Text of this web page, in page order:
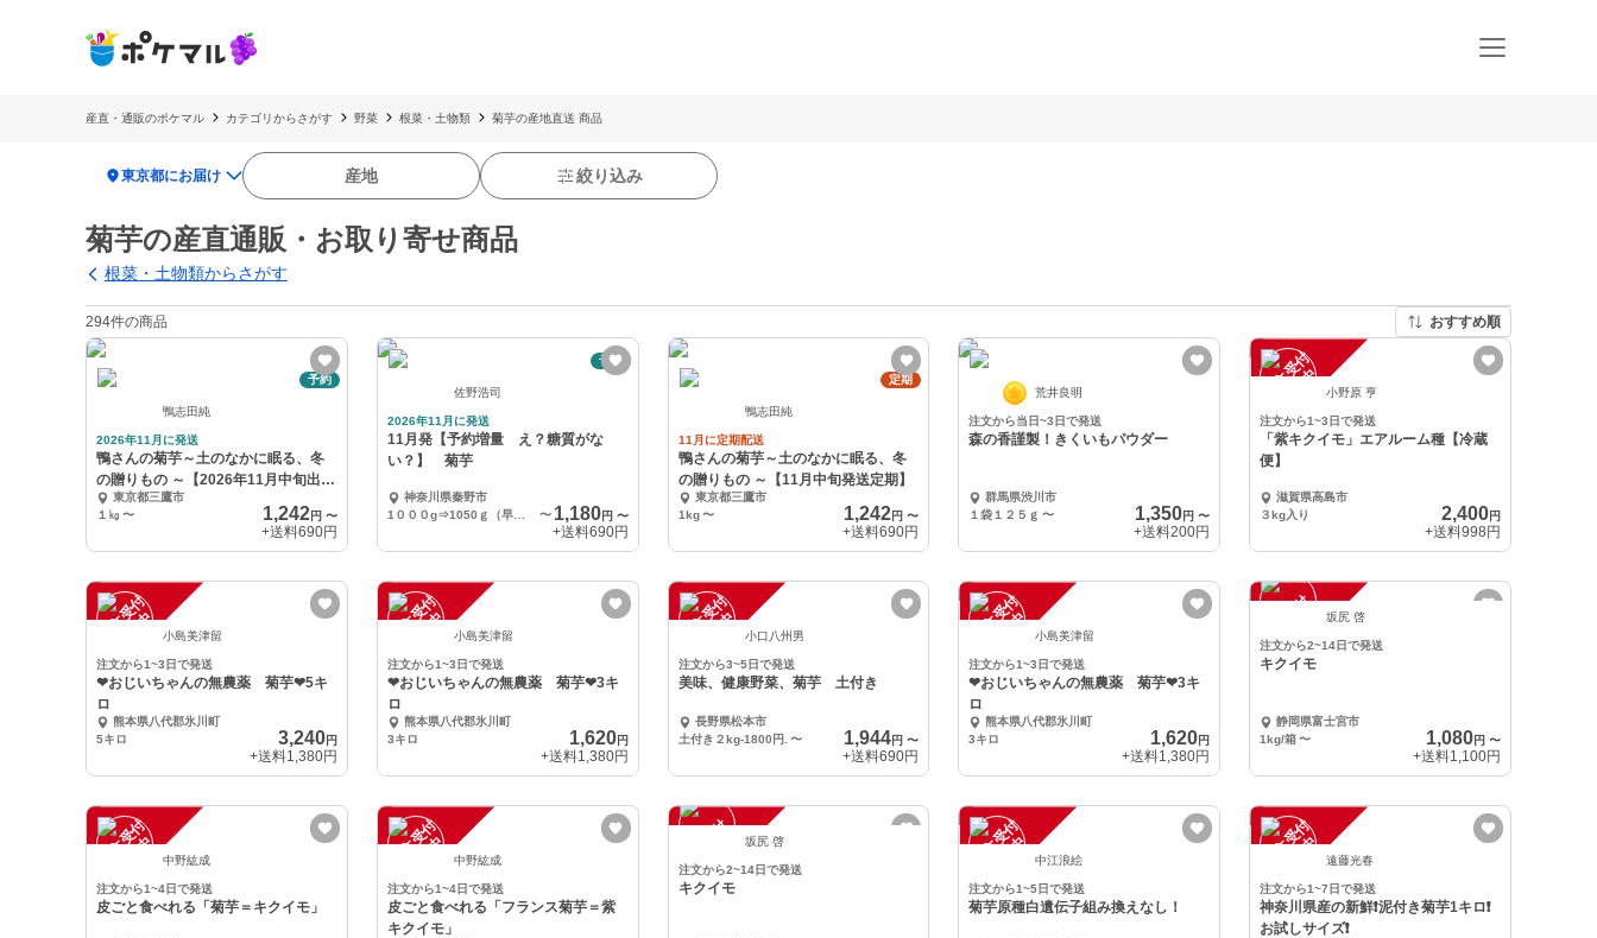
産直・通販のポケマル カテゴリからさがす 野菜 根菜・土物類 菊芋の産地直送 商品
location_on東京都にお届け 産地 絞り込み
菊芋の産直通販・お取り寄せ商品
根菜・土物類からさがす
294件の商品 おすすめ順
予約
鴨志田純
2026年11月に発送
鴨さんの菊芋～土のなかに眠る、冬
の贈りもの ～【2026年11月中旬出荷
予定】
東京都三鷹市
１㎏ 〜 1,242円 〜
+送料690円
予約
佐野浩司
2026年11月に発送
11月発【予約増量 え？糖質がな
い？】 菊芋
神奈川県秦野市
1０００g⇒1050ｇ（早期増量）
〜 1,180円 〜
+送料690円
定期
鴨志田純
11月に定期配送
鴨さんの菊芋～土のなかに眠る、冬
の贈りもの ～【11月中旬発送定期】
東京都三鷹市
1kg 〜 1,242円〜
+送料690円
荒井良明
注文から当日~3日で発送
森の香謹製！きくいもパウダー
群馬県渋川市
１袋１２５ｇ 〜 1,350円〜
+送料200円
注
文
受
付
停
止
中 小野原 亨
注文から1~3日で発送
「紫キクイモ」エアルーム種【冷蔵
便】
滋賀県高島市
３kg入り
2,400円
+送料998円
注
文
受
付
停
止
中 小島美津留
注文から1~3日で発送
❤おじいちゃんの無農薬 菊芋❤5キ
ロ
熊本県八代郡氷川町
5キロ
3,240円
+送料1,380円
注
文
受
付
停
止
中 小島美津留
注文から1~3日で発送
❤おじいちゃんの無農薬 菊芋❤3キ
ロ
熊本県八代郡氷川町
3キロ
1,620円
+送料1,380円
注
文
受
付
停
止
中 小口八州男
注文から3~5日で発送
美味、健康野菜、菊芋 土付き
長野県松本市
土付き２kg‐1800円.
〜 1,944円〜
+送料690円
注
文
受
付
停
止
中 小島美津留
注文から1~3日で発送
❤おじいちゃんの無農薬 菊芋❤3キ
ロ
熊本県八代郡氷川町
3キロ
1,620円
+送料1,380円
注
文
受
付
停
止
中 坂尻 啓
注文から2~14日で発送
キクイモ
静岡県富士宮市
1kg/箱〜 1,080円 〜
+送料1,100円
注
文
受
付
停
止
中 中野紘成
注文から1~4日で発送
皮ごと食べれる「菊芋＝キクイモ」
注
文
受
付
停
止
中 中野紘成
注文から1~4日で発送
皮ごと食べれる「フランス菊芋＝紫
キクイモ」
注
文
受
付
停
止
中 坂尻 啓
注文から2~14日で発送
キクイモ
注
文
受
付
停
止
中 中江浪絵
注文から1~5日で発送
菊芋原種白遺伝子組み換えなし！
注
文
受
付
停
止
中 遠藤光春
注文から1~7日で発送
神奈川県産の新鮮❗️泥付き菊芋1キロ❗️
お試しサイズ❗️